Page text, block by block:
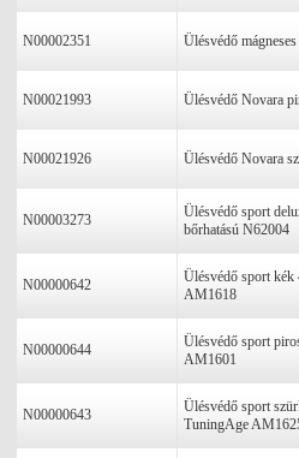
N00002351 Ülésvédő
N00021993 Ülésvédő Novara
N00021926 Ülésvédő Novara
N00003273
Ülésvédő sport
bőrhatású N62004
N00000642
Ülésvédő sport
AM1618
N00000644
Ülésvédő sport
AM1601
N00000643
Ülésvédő sport
TuningAge